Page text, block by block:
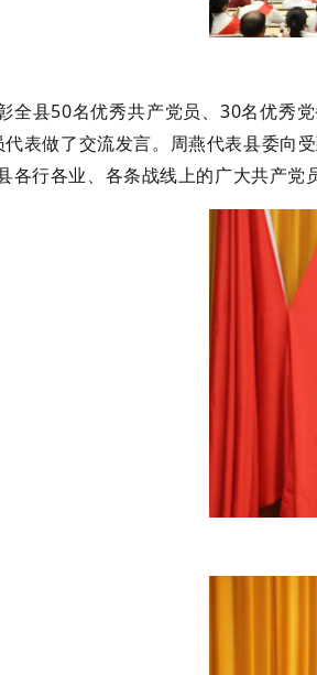
全县50名优秀共产党员、 30名优秀
表做了交流发言。 周燕代表县委向
各行各业、各条战线上的广大共产党